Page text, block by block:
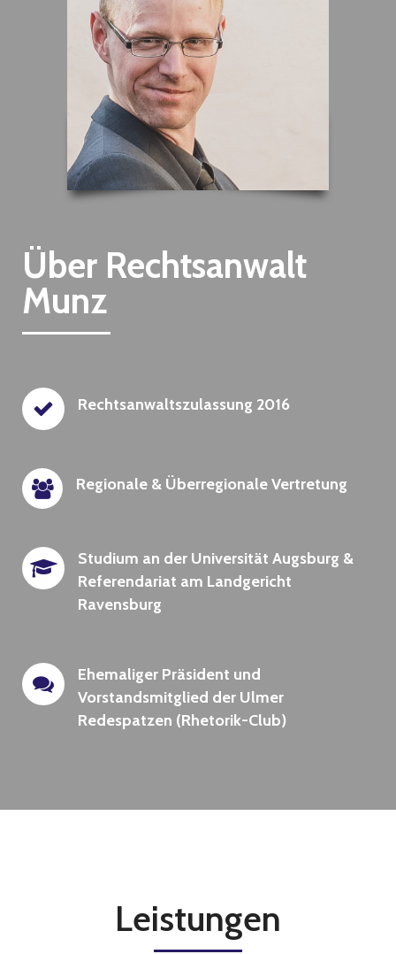
Über Rechtsanwalt
Munz
Rechtsanwaltszulassung 2016
Regionale & Überregionale Vertretung
Studium an der Universität Augsburg &
Referendariat am Landgericht
Ravensburg
Ehemaliger Präsident und
Vorstandsmitglied der Ulmer
Redespatzen (Rhetorik-Club)
Leistungen